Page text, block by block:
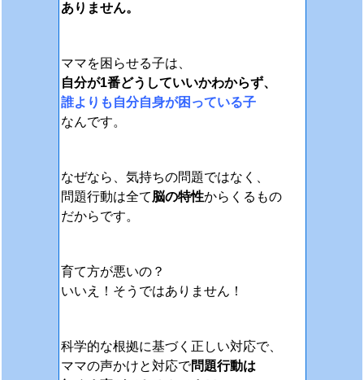
ありません。
ママを困らせる子は、
自分が1番どうしていいかわからず、
誰よりも自分自身が困っている子
なんです。
なぜなら、気持ちの問題ではなく、
問題行動は全て脳の特性からくるもの
だからです。
育て方が悪いの？
いいえ！そうではありません！
科学的な根拠に基づく正しい対応で、
ママの声かけと対応で問題行動は